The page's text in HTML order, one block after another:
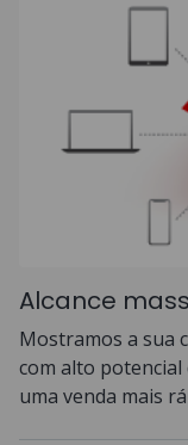
Alcance
Mostramos a sua
com alto potencial
uma venda mais